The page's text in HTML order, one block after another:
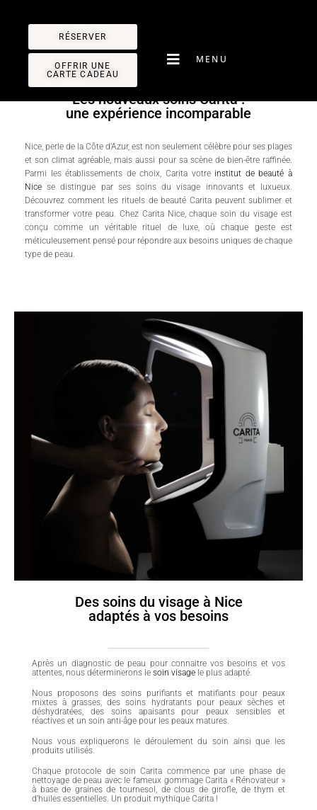
RÉSERVER
OFFRIR UNE
CARTE CADEAU
MENU
Les nouveaux soins Carita :
une expérience incomparable
Nice, perle de la Côte d’Azur, est non seulement célèbre pour ses plages
et son climat agréable, mais aussi pour sa scène de bien-être raffinée.
Parmi les établissements de choix, Carita votre institut de beauté à
Nice se distingue par ses soins du visage innovants et luxueux.
Découvrez comment les rituels de beauté Carita peuvent sublimer et
transformer votre peau. Chez Carita Nice, chaque soin du visage est
conçu comme un véritable rituel de luxe, où chaque geste est
méticuleusement pensé pour répondre aux besoins uniques de chaque
type de peau.
Des soins du visage à Nice
adaptés à vos besoins
Après un diagnostic de peau pour connaitre vos besoins et vos
attentes, nous déterminerons le soin visage le plus adapté.
Nous proposons des soins purifiants et matifiants pour peaux
mixtes à grasses, des soins hydratants pour peaux sèches et
déshydratées, des soins apaisants pour peaux sensibles et
réactives et un soin anti-âge pour les peaux matures.
Nous vous expliquerons le déroulement du soin ainsi que les
produits utilisés.
Chaque protocole de soin Carita commence par une phase de
nettoyage de peau avec le fameux gommage Carita « Rénovateur »
à base de graines de tournesol, de clous de girofle, de thym et
d’huiles essentielles. Un produit mythique Carita !